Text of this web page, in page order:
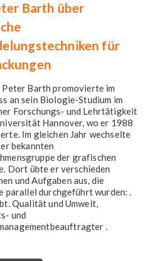
Barth über
für
Peter Barth promovierte im
an sein Biologie-Studium im
Forschungs- und Lehrtätigkeit
Hannover, wo er 1988
Im gleichen Jahr wechselte
bekannten
der grafischen
Dort übte er verschieden
und Aufgaben aus, die
parallel durchgeführt wurden: .
Qualität und Umwelt,
und
.